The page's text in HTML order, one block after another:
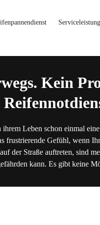
Kein
Leben schon einmal
frustrierende Gefühl, wenn
der Straße auftreten, sind
kann. Es gibt keine